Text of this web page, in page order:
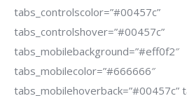
tabs_controlscolor=”#00457c”
tabs_controlshover=”#00457c”
tabs_mobilebackground=”#eff0f2″
tabs_mobilecolor=”#666666″
tabs_mobilehoverback=”#00457c”